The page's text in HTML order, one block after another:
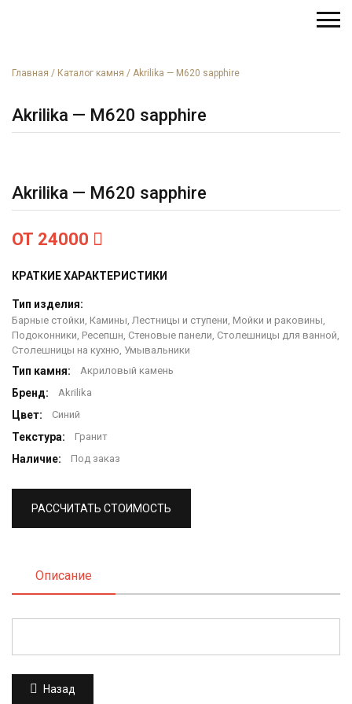
Главная / Каталог камня / Akrilika — M620 sapphire
Akrilika — M620 sapphire
Akrilika — M620 sapphire
ОТ 24000
КРАТКИЕ ХАРАКТЕРИСТИКИ
Тип изделия:
Барные стойки, Камины, Лестницы и ступени, Мойки и раковины,
Подоконники, Ресепшн, Стеновые панели, Столешницы для ванной,
Столешницы на кухню, Умывальники
Тип камня: Акриловый камень
Бренд: Akrilika
Цвет: Синий
Текстура: Гранит
Наличие: Под заказ
РАССЧИТАТЬ СТОИМОСТЬ
Описание
Назад